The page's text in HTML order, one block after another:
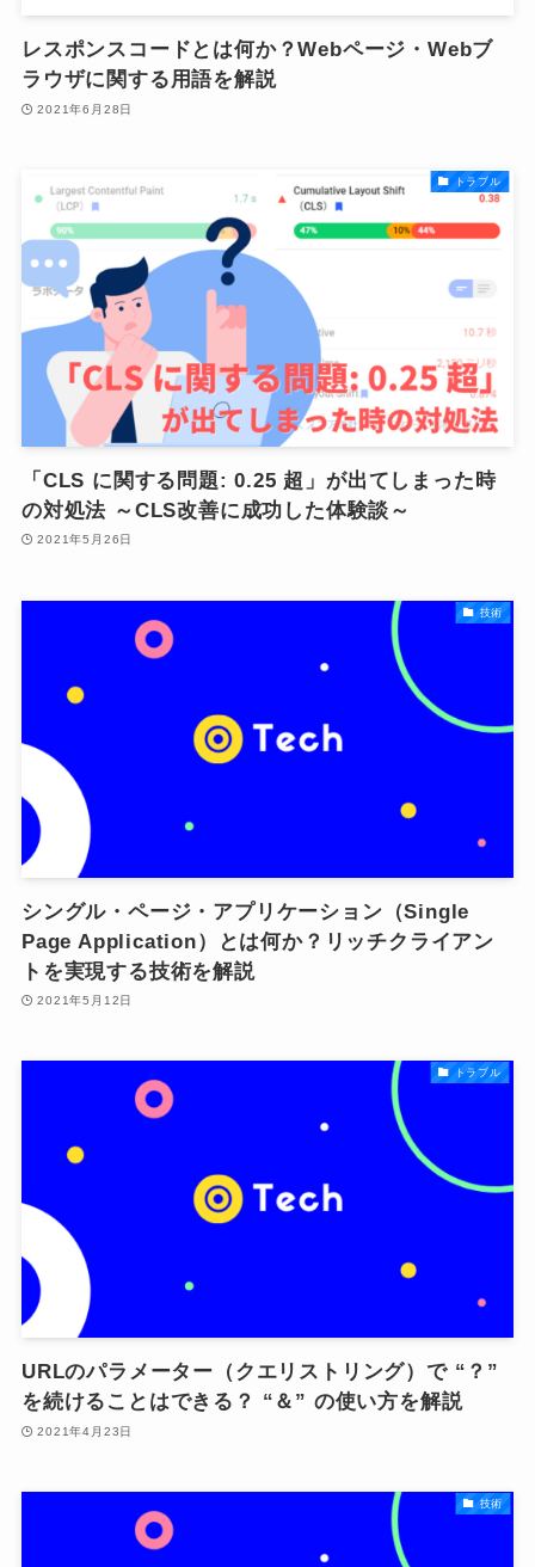
レスポンスコードとは何か？Webページ・Webブ
ラウザに関する用語を解説
2021年6月28日
トラブル
「CLS に関する問題: 0.25 超」が出てしまった時
の対処法 ～CLS改善に成功した体験談～
2021年5月26日
技術
シングル・ページ・アプリケーション（Single
Page Application）とは何か？リッチクライアン
トを実現する技術を解説
2021年5月12日
トラブル
URLのパラメーター（クエリストリング）で “？”
を続けることはできる？ “＆” の使い方を解説
2021年4月23日
技術